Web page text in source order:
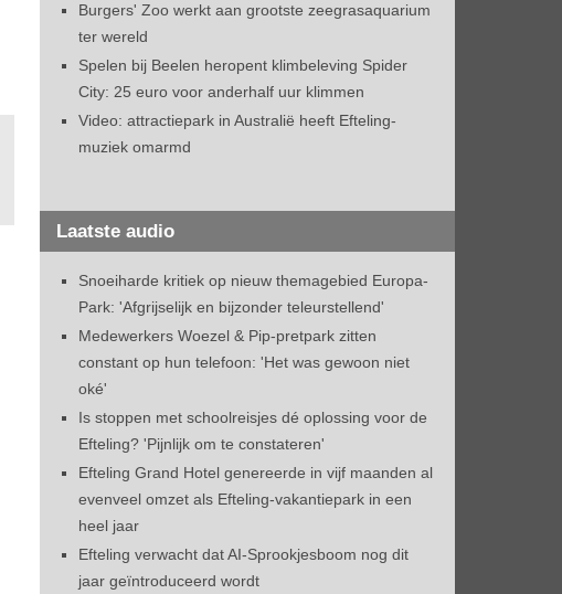
Burgers' Zoo werkt aan grootste zeegrasaquarium
ter wereld
Spelen bij Beelen heropent klimbeleving Spider
City: 25 euro voor anderhalf uur klimmen
Video: attractiepark in Australië heeft Efteling-
muziek omarmd
Laatste audio
Snoeiharde kritiek op nieuw themagebied Europa-
Park: 'Afgrijselijk en bijzonder teleurstellend'
Medewerkers Woezel & Pip-pretpark zitten
constant op hun telefoon: 'Het was gewoon niet
oké'
Is stoppen met schoolreisjes dé oplossing voor de
Efteling? 'Pijnlijk om te constateren'
Efteling Grand Hotel genereerde in vijf maanden al
evenveel omzet als Efteling-vakantiepark in een
heel jaar
Efteling verwacht dat AI-Sprookjesboom nog dit
jaar geïntroduceerd wordt